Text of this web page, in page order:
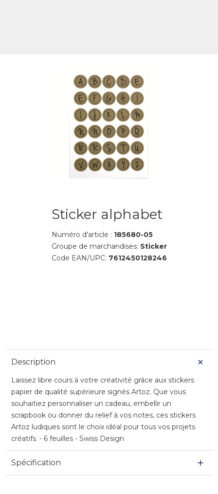
Sticker alphabet
Numéro d'article : 185680-05
Groupe de marchandises: Sticker
Code EAN/UPC: 7612450128246
Description
Laissez libre cours à votre créativité grâce aux stickers
papier de qualité supérieure signés Artoz. Que vous
souhaitiez personnaliser un cadeau, embellir un
scrapbook ou donner du relief à vos notes, ces stickers
Artoz ludiques sont le choix idéal pour tous vos projets
créatifs. - 6 feuilles - Swiss Design
Spécification